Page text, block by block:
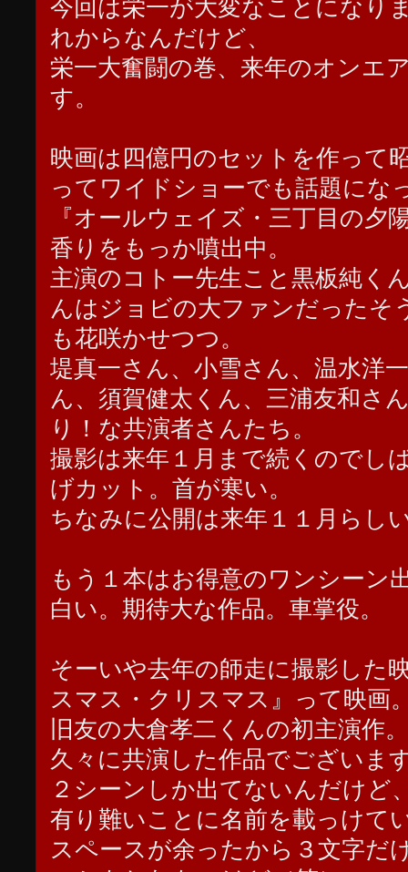
今回は栄一が大変なことになり
れからなんだけど、
栄一大奮闘の巻、来年のオンエ
す。
映画は四億円のセットを作って
ってワイドショーでも話題にな
『オールウェイズ・三丁目の夕
香りをもっか噴出中。
主演のコトー先生こと黒板純く
んはジョビの大ファンだったそ
も花咲かせつつ。
堤真一さん、小雪さん、温水洋
ん、須賀健太くん、三浦友和さ
り！な共演者さんたち。
撮影は来年１月まで続くのでし
げカット。首が寒い。
ちなみに公開は来年１１月らし
もう１本はお得意のワンシーン
白い。期待大な作品。車掌役。
そーいや去年の師走に撮影した
スマス・クリスマス』って映画
旧友の大倉孝二くんの初主演作
久々に共演した作品でございま
２シーンしか出てないんだけど
有り難いことに名前を載っけて
スペースが余ったから３文字だ